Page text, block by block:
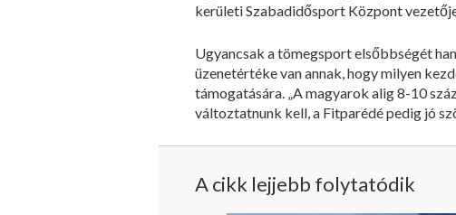
kerületi Szabadidősport Központ
Ugyancsak a tömegsport elsőbbségét
üzenetértéke van annak, hogy milyen
támogatására. „A magyarok alig 8-10
változtatnunk kell, a Fitparédé pedig jó
A cikk lejjebb folytatódik